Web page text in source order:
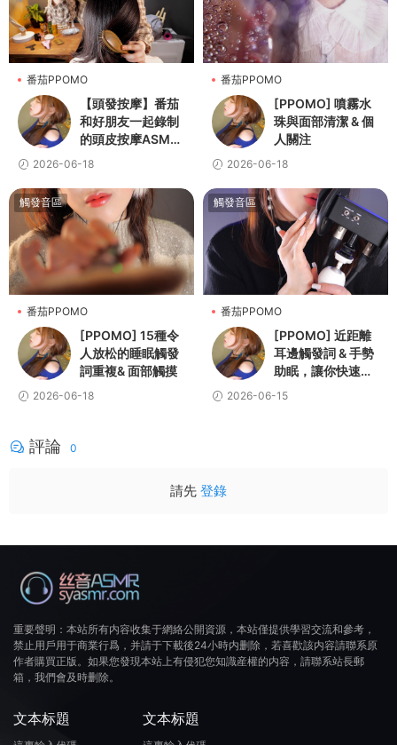
番茄PPOMO
【頭發按摩】番茄
和好朋友一起錄制
的頭皮按摩ASMR
💆👩
2026-06-18
番茄PPOMO
[PPOMO] 噴霧水
珠與面部清潔 & 個
人關注
2026-06-18
觸發音區
番茄PPOMO
[PPOMO] 15種令
人放松的睡眠觸發
詞重複& 面部觸摸
2026-06-18
觸發音區
番茄PPOMO
[PPOMO] 近距離
耳邊觸發詞 & 手勢
助眠，讓你快速入
睡
2026-06-15
評論 0
請先 登錄
重要聲明：本站所有内容收集于網絡公開資源，本站僅提供學習交流和參考，
禁止用戶用于商業行爲，并請于下載後24小時内删除，若喜歡該内容請聯系原
作者購買正版。如果您發現本站上有侵犯您知識産權的内容，請聯系站長郵
箱，我們會及時删除。
文本标題 文本标題